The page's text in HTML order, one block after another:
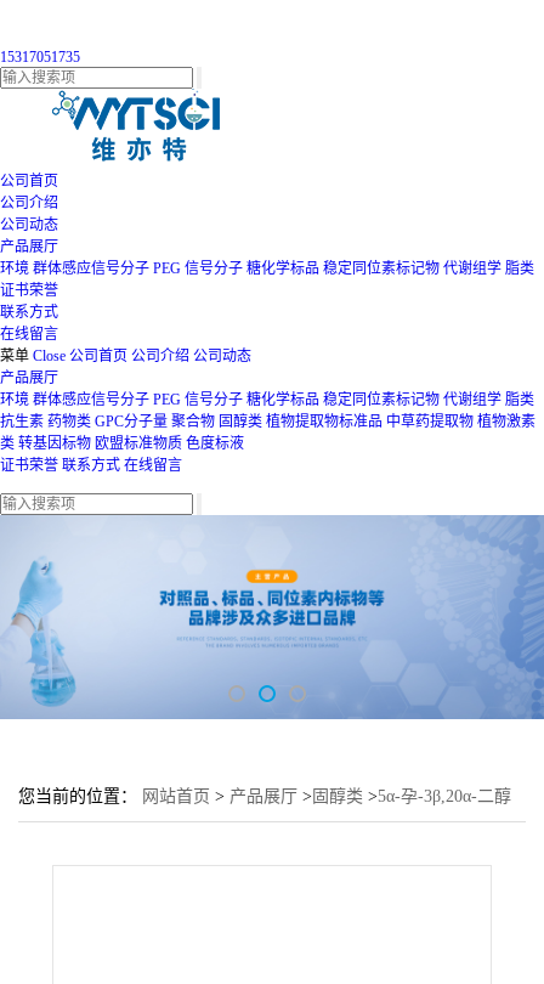
15317051735
公司首页
公司介绍
公司动态
产品展厅
环境 群体感应信号分子 PEG 信号分子 糖化学标品 稳定同位素标记物 代谢组学 脂类
证书荣誉
联系方式
在线留言
菜单 Close 公司首页 公司介绍 公司动态
产品展厅
环境 群体感应信号分子 PEG 信号分子 糖化学标品 稳定同位素标记物 代谢组学 脂类
抗生素 药物类 GPC分子量 聚合物 固醇类 植物提取物标准品 中草药提取物 植物激素
类 转基因标物 欧盟标准物质 色度标液
证书荣誉 联系方式 在线留言
您当前的位置： 网站首页 > 产品展厅 > 固醇类 >5α-孕-3β,20α-二醇